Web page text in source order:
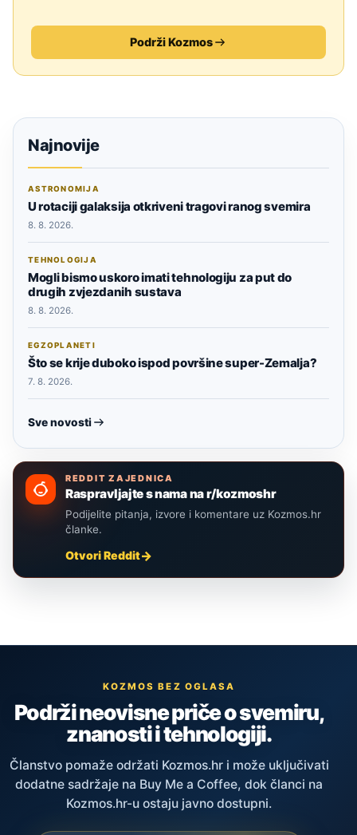
Podrži Kozmos
Najnovije
ASTRONOMIJA
U rotaciji galaksija otkriveni tragovi ranog svemira
8. 8. 2026.
TEHNOLOGIJA
Mogli bismo uskoro imati tehnologiju za put do
drugih zvjezdanih sustava
8. 8. 2026.
EGZOPLANETI
Što se krije duboko ispod površine super-Zemalja?
7. 8. 2026.
Sve novosti
REDDIT ZAJEDNICA
Raspravljajte s nama na r/kozmoshr
Podijelite pitanja, izvore i komentare uz Kozmos.hr
članke.
Otvori Reddit
KOZMOS BEZ OGLASA
Podrži neovisne priče o svemiru,
znanosti i tehnologiji.
Članstvo pomaže održati Kozmos.hr i može uključivati
dodatne sadržaje na Buy Me a Coffee, dok članci na
Kozmos.hr-u ostaju javno dostupni.